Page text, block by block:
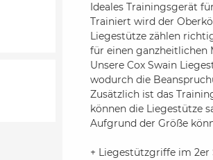
Ideales Trainingsgerät
Trainiert wird der
Liegestütze zählen
für einen ganzheitlichen
Unsere Cox Swain
wodurch die
Zusätzlich ist das
können die Liegestütze
Aufgrund der Größe
+ Liegestützgriffe im